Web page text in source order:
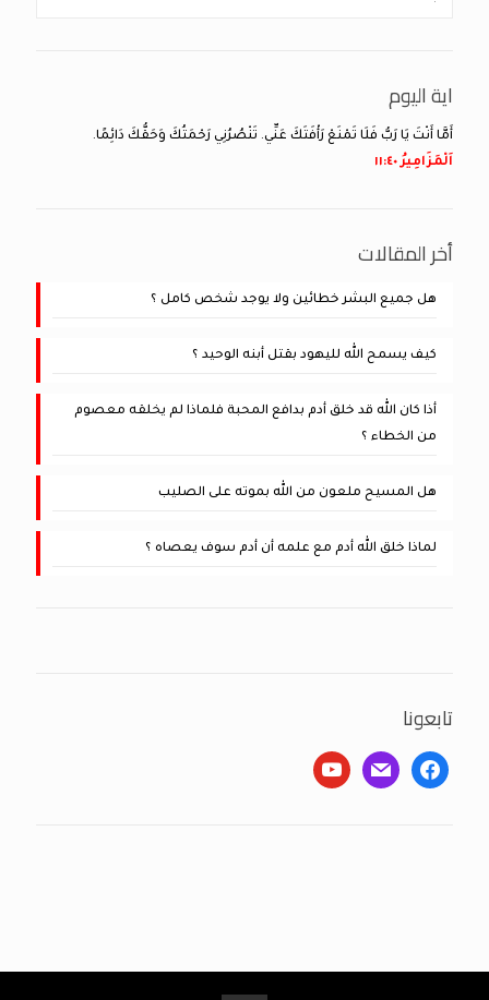
اية اليوم
أَمَّا أَنْتَ يَا رَبُّ فَلَا تَمْنَعْ رَأْفَتَكَ عَنِّي. تَنْصُرُنِي رَحْمَتُكَ وَحَقُّكَ دَائِمًا.
اَلْمَزَامِيرُ ٤٠:‏١١
أخر المقالات
هل جميع البشر خطائين ولا يوجد شخص كامل ؟
كيف يسمح الله لليهود بقتل أبنه الوحيد ؟
أذا كان الله قد خلق أدم بدافع المحبة فلماذا لم يخلقه معصوم
من الخطاء ؟
هل المسيح ملعون من الله بموته على الصليب
لماذا خلق الله أدم مع علمه أن أدم سوف يعصاه ؟
تابعونا
facebook
mail
youtube